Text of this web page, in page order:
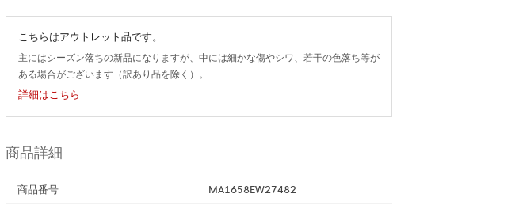
こちらはアウトレット品です。
主にはシーズン落ちの新品になりますが、中には細かな傷やシワ、若干の色落ち等が
ある場合がございます（訳あり品を除く）。
詳細はこちら
商品詳細
商品番号
MA1658EW27482